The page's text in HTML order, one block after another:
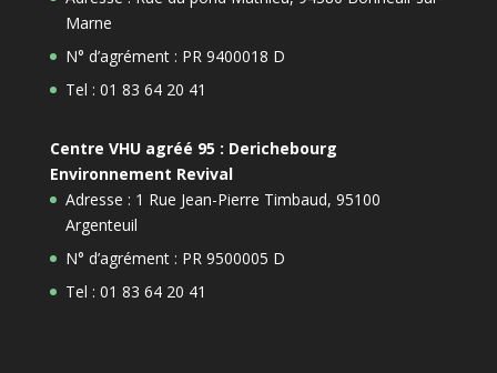
Marne
N° d’agrément : PR 9400018 D
Tel : 01 83 64 20 41
Centre VHU agréé 95 : Derichebourg
Environnement Revival
Adresse : 1 Rue Jean-Pierre Timbaud, 95100
Argenteuil
N° d’agrément : PR 9500005 D
Tel : 01 83 64 20 41